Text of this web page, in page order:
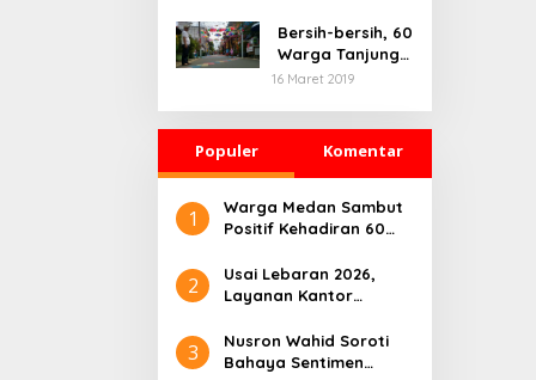
Cipalawah Garut
Bersih-bersih, 60
Warga Tanjung
Priok Ikuti
16 Maret 2019
Populer Komentar
1
Warga Medan Sambut
Positif Kehadiran 60
hingga Desember 2024
2
Usai Lebaran 2026,
Layanan Kantor
Selatan Kembali
Normal
3
Nusron Wahid Soroti
Bahaya Sentimen